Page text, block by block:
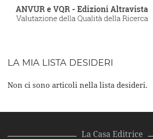
LA MIA LISTA DESIDERI
Non ci sono articoli nella lista desideri.
La Casa Editrice